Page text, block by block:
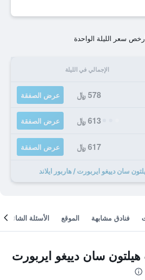
سعر الليلة الواحدة
الإجمالي في الليلة
578 ﷼ عرض الصفقة
613 ﷼ عرض الصفقة
617 ﷼ عرض الصفقة
فنادق مشابهة الموقع الأسئلة الشائعة
سان دييغو ايربورت